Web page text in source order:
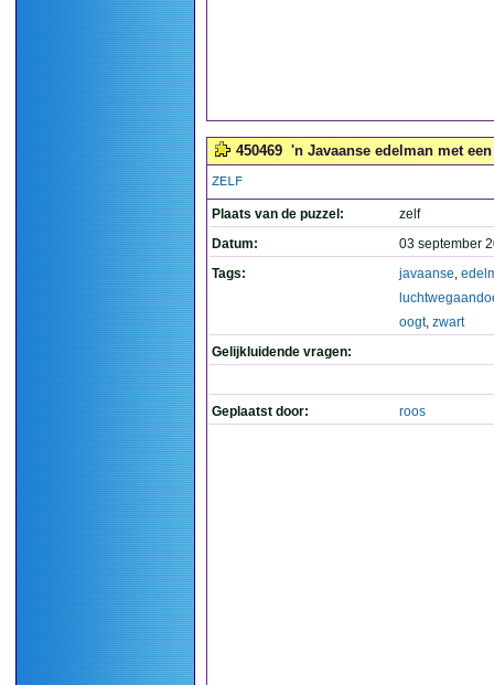
450469 'n Javaanse edelman met
ZELF
Plaats van de puzzel:
zelf
Datum:
03 september
Tags:
javaanse,
oogt, zwart
Gelijkluidende vragen:
Geplaatst door: roos